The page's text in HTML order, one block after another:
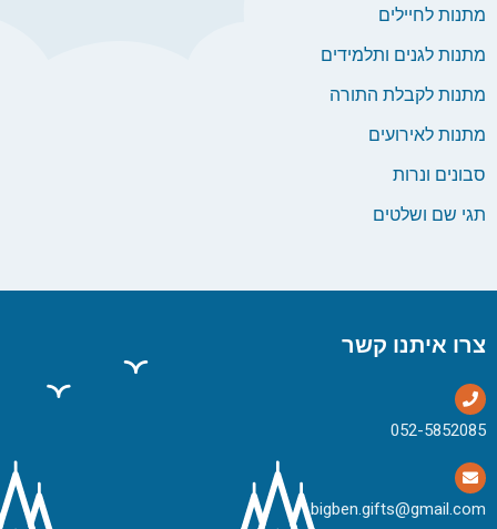
מתנות לחיילים
מתנות לגנים ותלמידים
מתנות לקבלת התורה
מתנות לאירועים
סבונים ונרות
תגי שם ושלטים
צרו איתנו קשר
bigben.gifts@gmail.com